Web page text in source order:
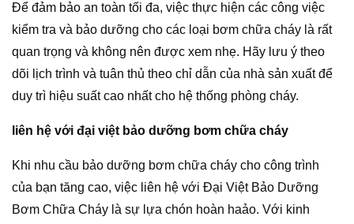
Để đảm bảo an toàn tối đa, việc thực hiện các công việc
kiểm tra và bảo dưỡng cho các loại bơm chữa cháy là rất
quan trọng và không nên được xem nhẹ. Hãy lưu ý theo
dõi lịch trình và tuân thủ theo chỉ dẫn của nhà sản xuất để
duy trì hiệu suất cao nhất cho hệ thống phòng cháy.
liên hệ với đại việt bảo dưỡng bơm chữa cháy
Khi nhu cầu bảo dưỡng bơm chữa cháy cho công trình
của bạn tăng cao, việc liên hệ với Đại Việt Bảo Dưỡng
Bơm Chữa Cháy là sự lựa chón hoàn haảo. Với kinh